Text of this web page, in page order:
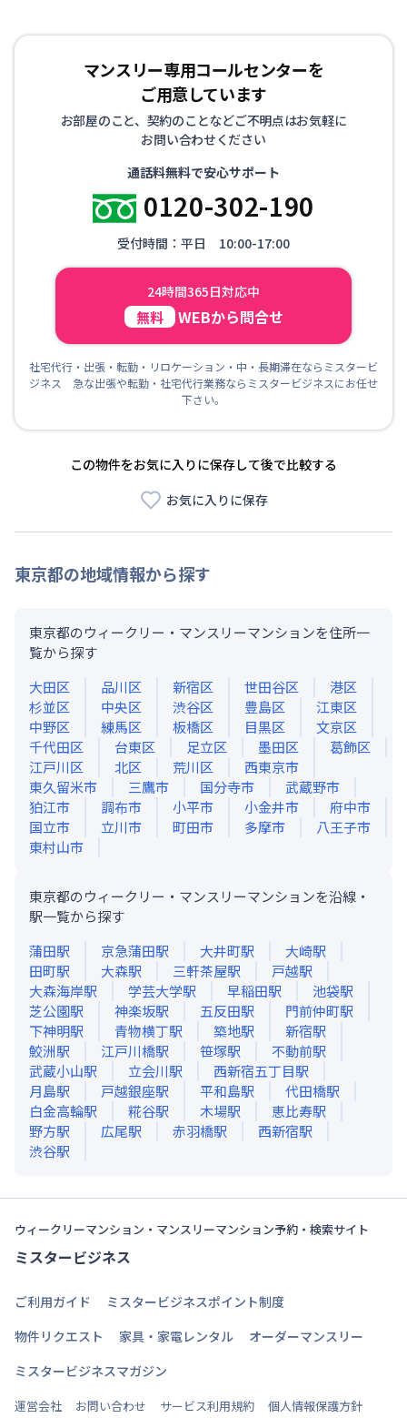
マンスリー専用コールセンターを
ご用意しています
お部屋のこと、契約のことなどご不明点はお気軽に
お問い合わせください
通話料無料で安心サポート
0120-302-190
受付時間：平日 10:00-17:00
24時間365日対応中
無料 WEBから問合せ
社宅代行・出張・転勤・リロケーション・中・長期滞在ならミスタービ
ジネス 急な出張や転勤・社宅代行業務ならミスタービジネスにお任せ
下さい。
この物件をお気に入りに保存して後で比較する
お気に入りに保存
東京都の地域情報から探す
東京都のウィークリー・マンスリーマンションを住所一
覧から探す
大田区
品川区 新宿区 世田谷区
港区
杉並区
中央区 渋谷区 豊島区
江東区
中野区
練馬区 板橋区 目黒区
文京区
千代田区
台東区 足立区 墨田区
葛飾区
江戸川区
北区 荒川区
西東京市
東久留米市
三鷹市 国分寺市
武蔵野市
狛江市
調布市 小平市 小金井市
府中市
国立市
立川市 町田市 多摩市
八王子市
東村山市
東京都のウィークリー・マンスリーマンションを沿線・
駅一覧から探す
蒲田駅 京急蒲田駅 大井町駅 大崎駅
田町駅 大森駅 三軒茶屋駅 戸越駅
大森海岸駅 学芸大学駅 早稲田駅 池袋駅
芝公園駅 神楽坂駅 五反田駅 門前仲町駅
下神明駅 青物横丁駅 築地駅 新宿駅
鮫洲駅 江戸川橋駅 笹塚駅 不動前駅
武蔵小山駅 立会川駅 西新宿五丁目駅
月島駅 戸越銀座駅 平和島駅 代田橋駅
白金高輪駅 糀谷駅 木場駅 恵比寿駅
野方駅 広尾駅 赤羽橋駅 西新宿駅
渋谷駅
ウィークリーマンション・マンスリーマンション予約・検索サイト
ミスタービジネス
ご利用ガイド
ミスタービジネスポイント制度
物件リクエスト
家具・家電レンタル
オーダーマンスリー
ミスタービジネスマガジン
運営会社 お問い合わせ サービス利用規約 個人情報保護方針